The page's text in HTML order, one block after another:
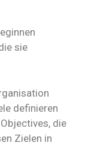
sie
definieren
die
Zielen in